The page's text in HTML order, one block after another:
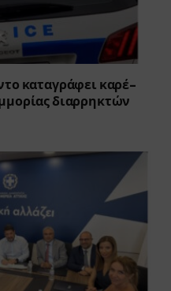
καταγράφει καρέ-
διαρρηκτών